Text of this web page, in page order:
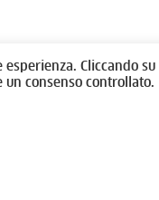
Cliccando
consenso controllato.